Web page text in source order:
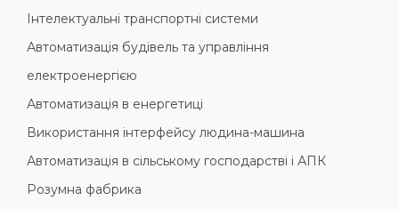
Інтелектуальні транспортні системи
Автоматизація будівель та управління
електроенергією
Автоматизація в енергетиці
Використання інтерфейсу людина-машина
Автоматизація в сільському господарстві і АПК
Розумна фабрика